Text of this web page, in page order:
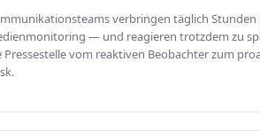
verbringen täglich
— und reagieren trotzdem zu
Pressestelle vom reaktiven Beobachter zum